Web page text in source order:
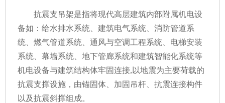
抗震支吊架是指将现代高层建筑内部附属机电设
备如：给水排水系统、建筑电气系统、消防管道系
统、燃气管道系统、通风与空调工程系统、电梯安装
系统、幕墙系统、地下管廊系统和建筑智能化系统等
机电设备与建筑结构体牢固连接,以地震为主要荷载的
抗震支撑设施，由锚固体、加固吊杆、抗震连接构件
以及抗震斜撑组成。